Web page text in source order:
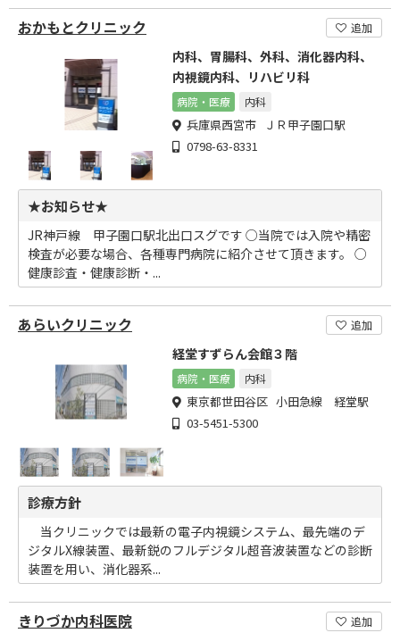
おかもとクリニック 追加
内科、胃腸科、外科、消化器内科、
内視鏡内科、リハビリ科
病院・医療 内科
兵庫県西宮市 ＪＲ甲子園口駅
0798-63-8331
★お知らせ★
JR神戸線 甲子園口駅北出口スグです ○当院では入院や精密
検査が必要な場合、各種専門病院に紹介させて頂きます。 ○
健康診査・健康診断・...
あらいクリニック 追加
経堂すずらん会館３階
病院・医療 内科
東京都世田谷区 小田急線 経堂駅
03-5451-5300
診療方針
当クリニックでは最新の電子内視鏡システム、最先端のデ
ジタルX線装置、最新鋭のフルデジタル超音波装置などの診断
装置を用い、消化器系...
きりづか内科医院 追加